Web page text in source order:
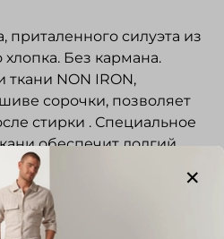
приталенного силуэта из
Без кармана.
ткани NON IRON,
сорочки, позволяет
стирки . Специальное
обеспечит долгий
защиту от
волокна ткани.
торжественных